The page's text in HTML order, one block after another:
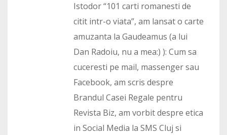
Istodor “101 carti romanesti de
citit intr-o viata”, am lansat o carte
amuzanta la Gaudeamus (a lui
Dan Radoiu, nu a mea:) ): Cum sa
cuceresti pe mail, massenger sau
Facebook, am scris despre
Brandul Casei Regale pentru
Revista Biz, am vorbit despre etica
in Social Media la SMS Cluj si